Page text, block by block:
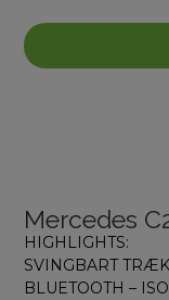
Mercedes
HIGHLIGHTS:
SVINGBART
BLUETOOTH –